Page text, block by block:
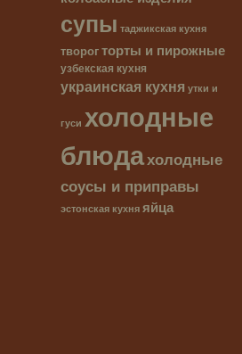
супы таджикская кухня
творогторты и пирожные
узбекская кухня
украинская кухня утки и
гуси холодные
блюдахолодные
соусы и приправы
эстонская кухня яйца